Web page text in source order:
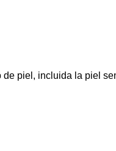
piel, incluida la piel